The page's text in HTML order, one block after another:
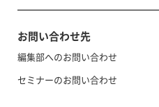
お問い合わせ先
編集部へのお問い合わせ
セミナーのお問い合わせ